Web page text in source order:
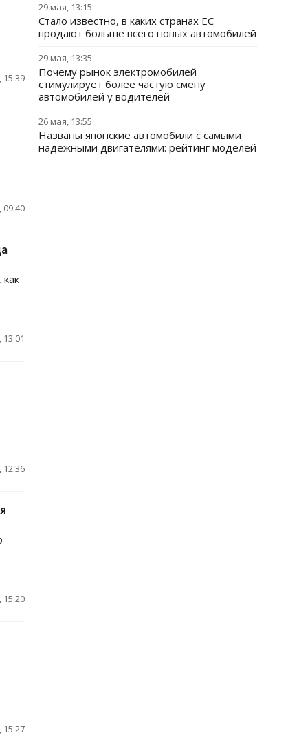
15:39
09:40
12:36
15:20
15:27
29 мая, 13:15
Стало известно, в каких странах ЕС
продают больше всего новых автомобилей
29 мая, 13:35
Почему рынок электромобилей
стимулирует более частую смену
автомобилей у водителей
26 мая, 13:55
Названы японские автомобили с самыми
надежными двигателями: рейтинг моделей